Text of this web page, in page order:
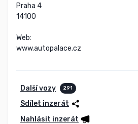
Praha 4
14100
Web:
www.autopalace.cz
Další vozy 291
Sdílet inzerát
Nahlásit inzerát